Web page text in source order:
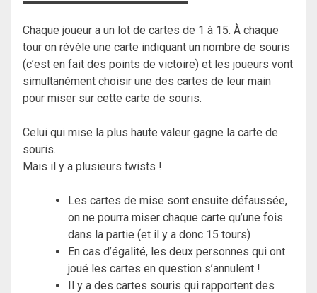
Chaque joueur a un lot de cartes de 1 à 15. À chaque
tour on révèle une carte indiquant un nombre de souris
(c’est en fait des points de victoire) et les joueurs vont
simultanément choisir une des cartes de leur main
pour miser sur cette carte de souris.
Celui qui mise la plus haute valeur gagne la carte de
souris.
Mais il y a plusieurs twists !
Les cartes de mise sont ensuite défaussée,
on ne pourra miser chaque carte qu’une fois
dans la partie (et il y a donc 15 tours)
En cas d’égalité, les deux personnes qui ont
joué les cartes en question s’annulent !
Il y a des cartes souris qui rapportent des